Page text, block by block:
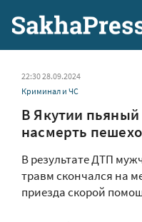
22:30 28.09.2024
Криминал и ЧС
В Якутии
насмерть
В результате ДТП
травм скончался на
приезда скорой